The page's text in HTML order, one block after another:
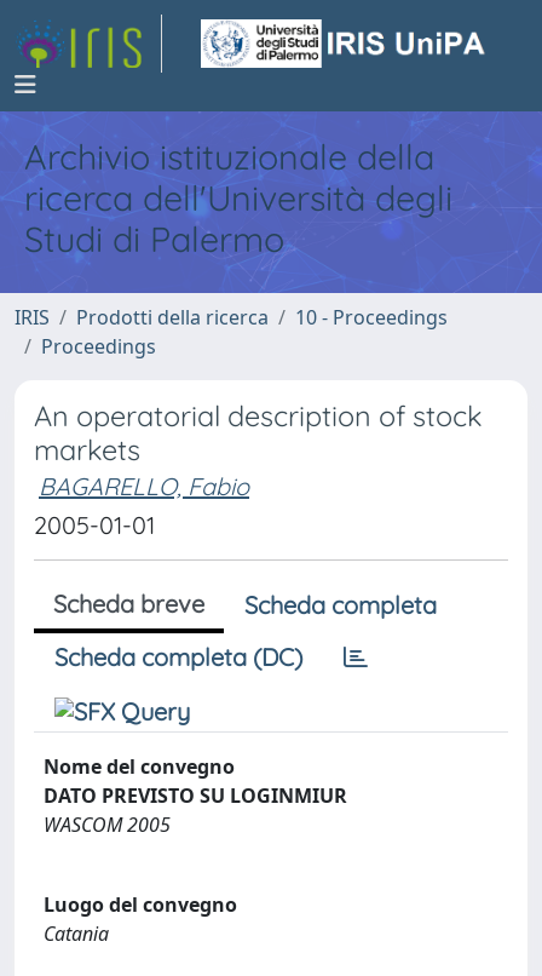
Archivio istituzionale della
ricerca dell'Università degli
Studi di Palermo
IRIS Prodotti della ricerca
10 - Proceedings
Proceedings
An operatorial description of stock
markets
BAGARELLO, Fabio
2005-01-01
Scheda breve
Scheda completa
Scheda completa (DC)
Nome del convegno
DATO PREVISTO SU LOGINMIUR
WASCOM 2005
Luogo del convegno
Catania